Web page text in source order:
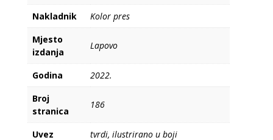
Nakladnik
Kolor pres
Mjesto
izdanja
Lapovo
Godina
2022.
Broj
stranica
186
Uvez
tvrdi, ilustrirano u boji